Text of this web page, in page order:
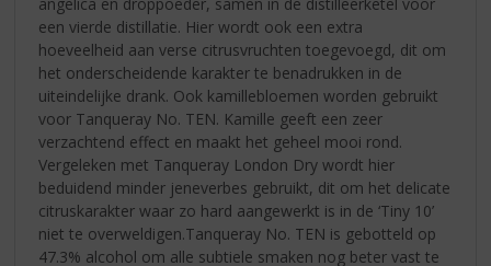
een vierde distillatie. Hier wordt ook een extra
hoeveelheid aan verse citrusvruchten toegevoegd, dit om
het onderscheidende karakter te benadrukken in de
uiteindelijke drank. Ook kamillebloemen worden gebruikt
voor Tanqueray No. TEN. Kamille geeft een zeer
verzachtend effect en maakt het geheel mooi rond.
Vergeleken met Tanqueray London Dry wordt hier
beduidend minder jeneverbes gebruikt, dit om het delicate
citruskarakter waar zo hard aangewerkt is in de ‘Tiny 10’
niet te overweldigen.Tanqueray No. TEN is gebotteld op
47.3% alcohol om alle subtiele smaken nog beter vast te